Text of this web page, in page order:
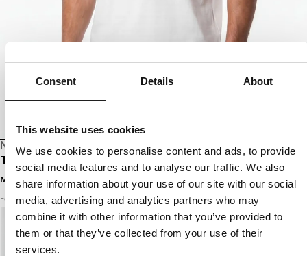
Consent Details About
This website uses cookies
We use cookies to personalise content and ads, to provide
social media features and to analyse our traffic. We also
share information about your use of our site with our social
media, advertising and analytics partners who may
combine it with other information that you’ve provided to
them or that they’ve collected from your use of their
services.
NEUERSCHEINUNG
T-SHIRT NORTON
Melde dich an, um Preise zu sehen
Farbe: weiß